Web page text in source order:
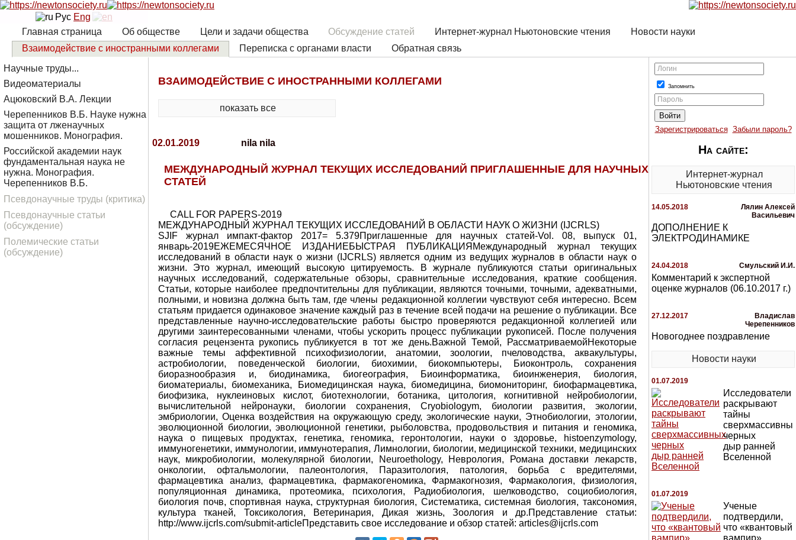
Рус Eng
Главная страница
Об обществе Цели и задачи общества Обсуждение статей Интернет-журнал Ньютоновские чтения
Новости науки
Взаимодействие с иностранными коллегами
Переписка с органами власти Обратная связь
ВЗАИМОДЕЙСТВИЕ С ИНОСТРАННЫМИ КОЛЛЕГАМИ
показать все
02.01.2019 nila nila
МЕЖДУНАРОДНЫЙ ЖУРНАЛ ТЕКУЩИХ ИССЛЕДОВАНИЙ ПРИГЛАШЕННЫЕ ДЛЯ НАУЧНЫХ
СТАТЕЙ
CALL FOR PAPERS-2019
МЕЖДУНАРОДНЫЙ ЖУРНАЛ ТЕКУЩИХ ИССЛЕДОВАНИЙ В ОБЛАСТИ НАУК О ЖИЗНИ (IJCRLS)
SJIF журнал импакт-фактор 2017= 5.379Приглашенные для научных статей-Vol. 08, выпуск 01,
январь-2019ЕЖЕМЕСЯЧНОЕ ИЗДАНИЕБЫСТРАЯ ПУБЛИКАЦИЯМеждународный журнал текущих
исследований в области наук о жизни (IJCRLS) является одним из ведущих журналов в области наук о
жизни. Это журнал, имеющий высокую цитируемость. В журнале публикуются статьи оригинальных
научных исследований, содержательные обзоры, сравнительные исследования, краткие сообщения.
Статьи, которые наиболее предпочтительны для публикации, являются точными, точными, адекватными,
полными, и новизна должна быть там, где члены редакционной коллегии чувствуют себя интересно. Всем
статьям придается одинаковое значение каждый раз в течение всей подачи на решение о публикации. Все
представленные научно-исследовательские работы быстро проверяются редакционной коллегией или
другими заинтересованными членами, чтобы ускорить процесс публикации рукописей. После получения
согласия рецензента рукопись публикуется в тот же день.Важной Темой, РассматриваемойНекоторые
важные темы аффективной психофизиологии, анатомии, зоологии, пчеловодства, аквакультуры,
астробиологии, поведенческой биологии, биохимии, биокомпьютеры, Биоконтроль, сохранения
биоразнообразия и, биодинамика, биогеография, Биоинформатика, биоинженерия, биология,
биоматериалы, биомеханика, Биомедицинская наука, биомедицина, биомониторинг, биофармацевтика,
биофизика, нуклеиновых кислот, биотехнологии, ботаника, цитология, когнитивной нейробиологии,
вычислительной нейронауки, биологии сохранения, Cryobiologym, биологии развития, экологии,
эмбриологии, Оценка воздействия на окружающую среду, экологические науки, Этнобиологии, этологии,
эволюционной биологии, эволюционной генетики, рыболовства, продовольствия и питания и геномика,
наука о пищевых продуктах, генетика, геномика, геронтологии, науки о здоровье, histoenzymology,
иммуногенетики, иммунологии, иммунотерапия, Лимнологии, биологии, медицинской техники, медицинских
наук, микробиологии, молекулярной биологии, Neuroethology, Неврология, Романа доставки лекарств,
онкологии, офтальмологии, палеонтология, Паразитология, патология, борьба с вредителями,
фармацевтика анализ, фармацевтика, фармакогеномика, Фармакогнозия, Фармакология, физиология,
популяционная динамика, протеомика, психология, Радиобиология, шелководство, социобиология,
биология почв, спортивная наука, структурная биология, Систематика, системная биология, таксономия,
культура тканей, Токсикология, Ветеринария, Дикая жизнь, Зоология и др.Представление статьи:
http://www.ijcrls.com/submit-articleПредставить свое исследование и обзор статей: articles@ijcrls.com
Научные труды...
Видеоматериалы
Ацюковский В.А. Лекции
Черепенников В.Б. Науке нужна
защита от лженаучных
мошенников. Монография.
Российской академии наук
фундаментальная наука не
нужна. Монография.
Черепенников В.Б.
Псевдонаучные труды (критика)
Псевдонаучные статьи
(обсуждение)
Полемические статьи
(обсуждение)
Логин
Запомнить
Пароль
Зарегистрироваться Забыли пароль?
На сайте:
Интернет-журнал
Ньютоновские чтения
14.05.2018
Лялин Алексей
Васильевич
ДОПОЛНЕНИЕ К
ЭЛЕКТРОДИНАМИКЕ
24.04.2018 Смульский И.И.
Комментарий к экспертной
оценке журналов (06.10.2017 г.)
27.12.2017
Владислав
Черепенников
Новогоднее поздравление
Новости науки
01.07.2019
Исследователи
раскрывают
тайны
черных
дыр ранней
Вселенной
01.07.2019
Ученые
подтвердили,
что «квантовый